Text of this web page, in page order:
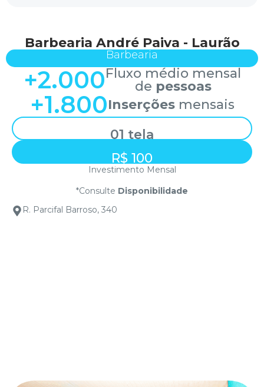
Barbearia André Paiva - Laurão
Barbearia
+2.000Fluxo médio mensal
de pessoas
+1.800Inserçõesmensais
01 tela
R$ 100
Investimento Mensal
*Consulte Disponibilidade
R. Parcifal Barroso, 340